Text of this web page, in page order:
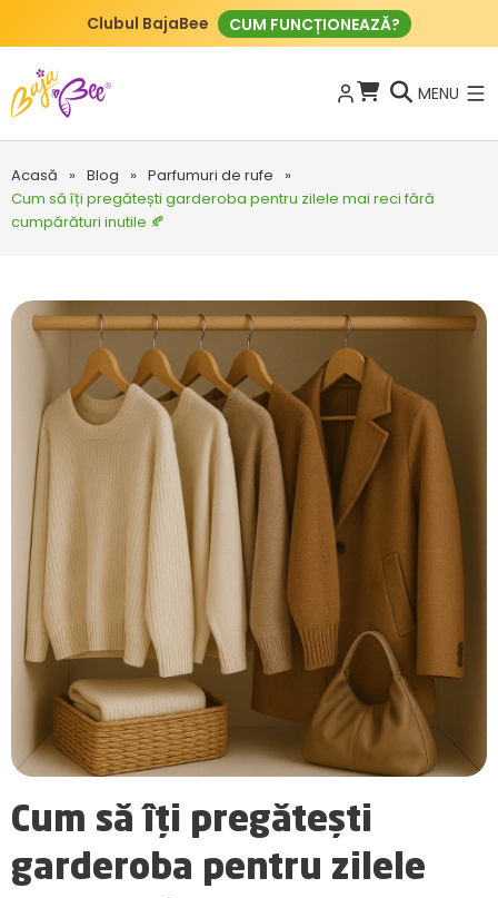
Clubul BajaBee CUM FUNCȚIONEAZĂ?
MENU
Acasă » Blog » Parfumuri de rufe
»
Cum să îți pregătești garderoba pentru zilele mai reci fără
cumpărături inutile 🍂
Cum să îți pregătești
garderoba pentru zilele